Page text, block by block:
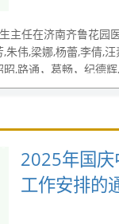
主任在济南齐鲁花园
朱伟,梁娜,杨蕾,李倩,
,路通，葛畅，纪德
2025年国
工作安排的